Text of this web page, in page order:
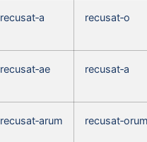
recusat‑a recusat‑o
recusat‑ae recusat‑a
recusat‑arum